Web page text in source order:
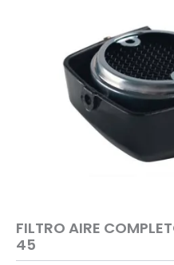
FILTRO AIRE
45